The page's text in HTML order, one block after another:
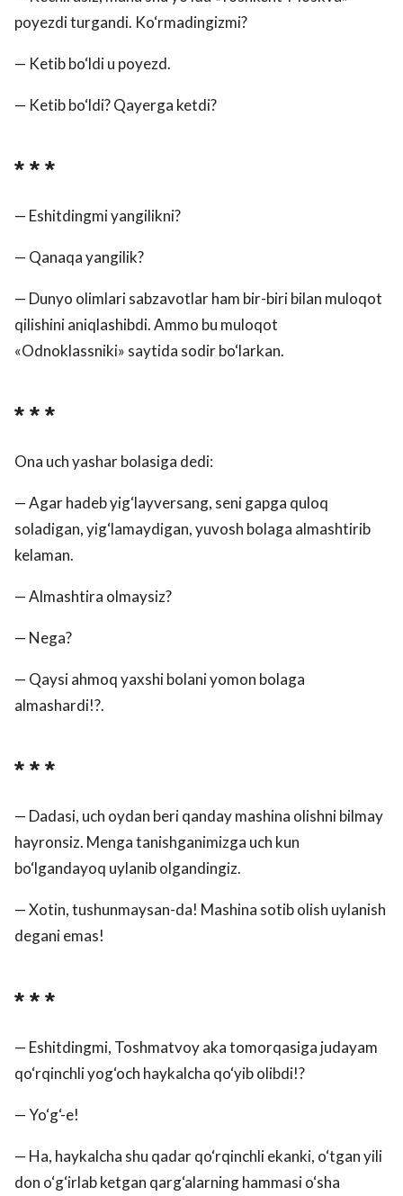
poyezdi turgandi. Ko‘rmadingizmi?
— Ketib bo‘ldi u poyezd.
— Ketib bo‘ldi? Qayerga ketdi?
* * *
— Eshitdingmi yangilikni?
— Qanaqa yangilik?
— Dunyo olimlari sabzavotlar ham bir-biri bilan muloqot
qilishini aniqlashibdi. Ammo bu muloqot
«Odnoklassniki» saytida sodir bo‘larkan.
* * *
Ona uch yashar bolasiga dedi:
— Agar hadeb yig‘layversang, seni gapga quloq
soladigan, yig‘lamaydigan, yuvosh bolaga almashtirib
kelaman.
— Almashtira olmaysiz?
— Nega?
— Qaysi ahmoq yaxshi bolani yomon bolaga
almashardi!?.
* * *
— Dadasi, uch oydan beri qanday mashina olishni bilmay
hayronsiz. Menga tanishganimizga uch kun
bo‘lgandayoq uylanib olgandingiz.
— Xotin, tushunmaysan-da! Mashina sotib olish uylanish
degani emas!
* * *
— Eshitdingmi, Toshmatvoy aka tomorqasiga judayam
qo‘rqinchli yog‘och haykalcha qo‘yib olibdi!?
— Yo‘g‘-e!
— Ha, haykalcha shu qadar qo‘rqinchli ekanki, o‘tgan yili
don o‘g‘irlab ketgan qarg‘alarning hammasi o‘sha